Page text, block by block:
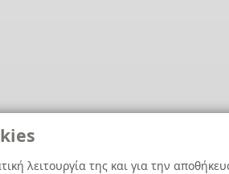
λειτουργία της και για την